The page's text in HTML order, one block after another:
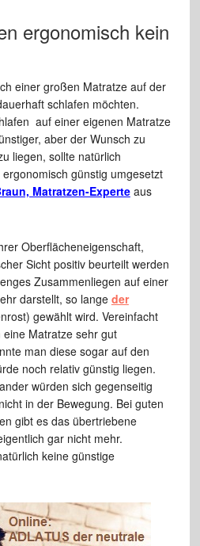
ergonomisch kein
einer großen Matratze auf der
schlafen möchten.
auf einer eigenen Matratze
aber der Wunsch zu
liegen, sollte natürlich
günstig umgesetzt
Matratzen-Experte aus
Oberflächeneigenschaft,
Sicht positiv beurteilt werden
Zusammenliegen auf einer
darstellt, so lange der
gewählt wird. Vereinfacht
Matratze sehr gut
man diese sogar auf den
noch relativ günstig liegen.
würden sich gegenseitig
in der Bewegung. Bei guten
gibt es das übertriebene
gar nicht mehr.
keine günstige